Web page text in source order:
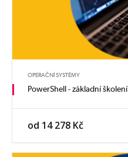
OPERAČNÍ SYSTÉMY
PowerShell - základní školení
od 14 278 Kč